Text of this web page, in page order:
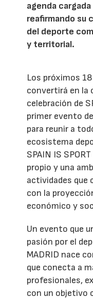
agenda
reafirmando su
del deporte
y territorial.
Los próximos
convertirá en la
celebración de
primer evento
para reunir a
ecosistema
SPAIN IS
propio y una
actividades que
con la
económico y
Un evento que
pasión por el
MADRID nace
que conecta a
profesionales,
con un objetivo